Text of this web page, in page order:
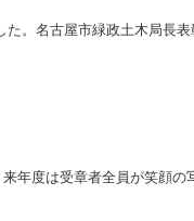
た。名古屋市緑政土木局長表
年度は受章者全員が笑顔の